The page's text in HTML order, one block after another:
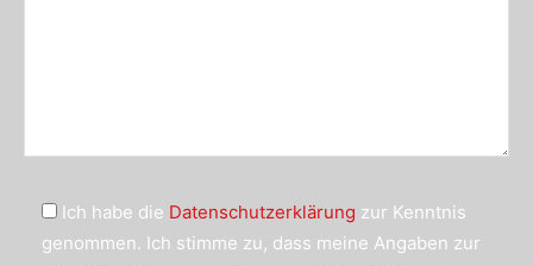
Ich habe die Datenschutzerklärung zur Kenntnis
genommen. Ich stimme zu, dass meine Angaben zur